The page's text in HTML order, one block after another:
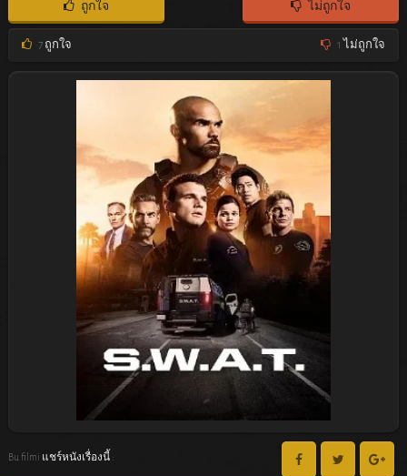
ถูกใจ ไม่ถูกใจ
7ถูกใจ 1 ไม่ถูกใจ
Bu filmi แชร์หนังเรื่องนี้ :